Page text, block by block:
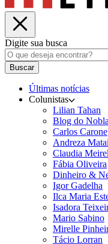
Digite sua busca
Buscar
Últimas notícias
Colunistas
Lilian Tahan
Blog do
Carlos Carone
Andreza
Claudia
Fábia Oliveira
Dinheiro &
Igor Gadelha
Ilca Maria
Isadora
Mario Sabino
Mirelle
Tácio Lorran